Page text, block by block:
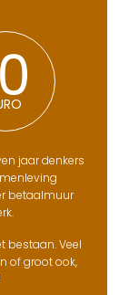
jaar denkers
betaalmuur
bestaan. Veel
of groot ook,